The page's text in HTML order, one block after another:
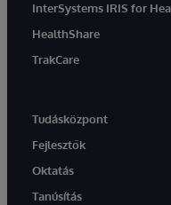
InterSystems IRIS for
HealthShare
TrakCare
Tudásközpont
Fejlesztők
Oktatás
Tanúsítás